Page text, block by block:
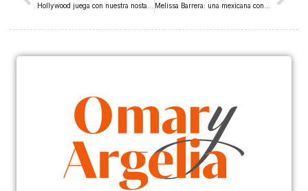
Hollywood juega con nuestra nostalgia porque funciona Melissa Barrera: una mexicana conquistando La La Land